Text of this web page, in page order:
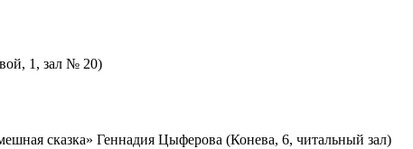
1, зал № 20)
сказка» Геннадия Цыферова (Конева, 6, читальный зал)